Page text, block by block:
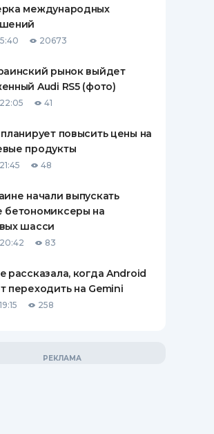
ПО
КОМПАНИИ
международных
20673
рынок выйдет
Audi RS5 (фото)
41
повысить цены на
продукты
48
начали выпускать
бетономиксеры на
шасси
83
рассказала, когда Android
переходить на Gemini
258